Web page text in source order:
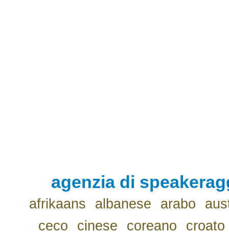
agenzia di
afrikaans albanese arabo
ceco
cinese coreano
croato